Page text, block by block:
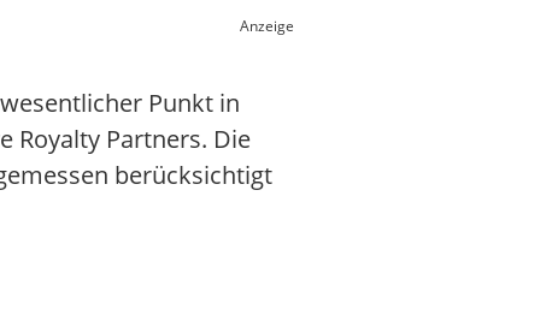
Anzeige
Punkt in
Royalty Partners. Die
berücksichtigt